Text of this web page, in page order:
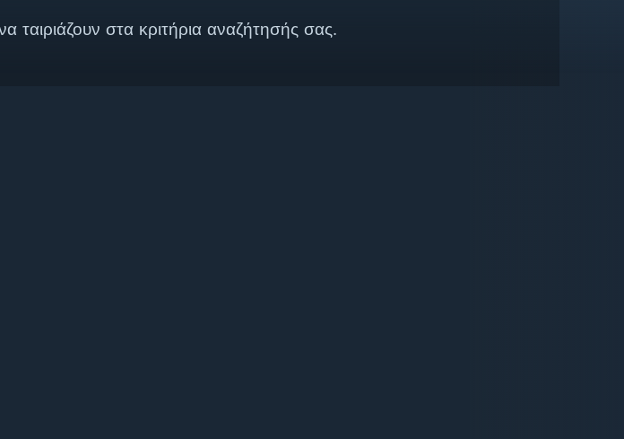
ταιριάζουν στα κριτήρια αναζήτησής σας.